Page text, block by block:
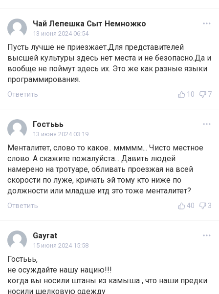
Чай Лепешка Сыт Немножко
13 июня 2024 06:54
Пусть лучше не приезжает.Для представителей
высшей культуры здесь нет места и не безопасно.Да и
вообще не поймут здесь их. Это же как разные языки
программирования.
Ответить 10 7
Гостььь
13 июня 2024 03:19
Менталитет, слово то какое.. ммммм... Чисто местное
слово. А скажите пожалуйста... Давить людей
намерено на тротуаре, обливать проезжая на всей
скорости по луже, кричать эй тому кто ниже по
должности или младше итд это тоже менталитет?
Ответить 40 3
Gayrat
15 июня 2024 15:58
Гостььь,
не осуждайте нашу нацию!!!
когда вы носили штаны из камыша , что наши предки
носили шелковую одежду